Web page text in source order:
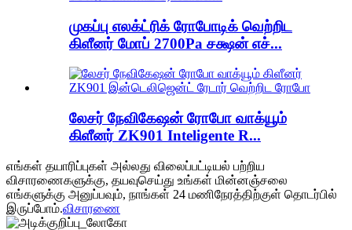
முகப்பு எலக்ட்ரிக் ரோபோடிக் வெற்றிட
கிளீனர் மோப் 2700Pa சக்ஷன் எச்...
லேசர் நேவிகேஷன் ரோபோ வாக்யூம்
கிளீனர் ZK901 Inteligente R...
எங்கள் தயாரிப்புகள் அல்லது விலைப்பட்டியல் பற்றிய
விசாரணைகளுக்கு, தயவுசெய்து உங்கள் மின்னஞ்சலை
எங்களுக்கு அனுப்பவும், நாங்கள் 24 மணிநேரத்திற்குள் தொடர்பில்
இருப்போம்.விசாரணை